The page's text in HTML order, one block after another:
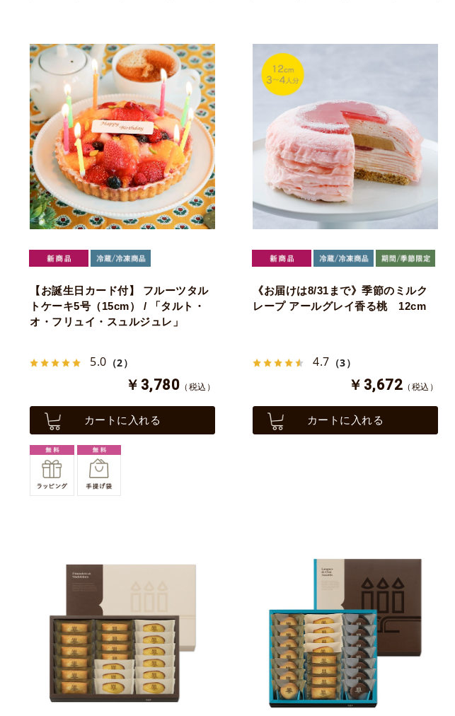
【お誕生日カード付】 フルーツタル
トケーキ5号（15cm） / 「タルト・
オ・フリュイ・スュルジュレ」
5.0 （2）
￥3,780 （税込）
カートに入れる
《お届けは8/31まで》季節のミルク
レープ アールグレイ香る桃 12cm
4.7 （3）
￥3,672 （税込）
カートに入れる